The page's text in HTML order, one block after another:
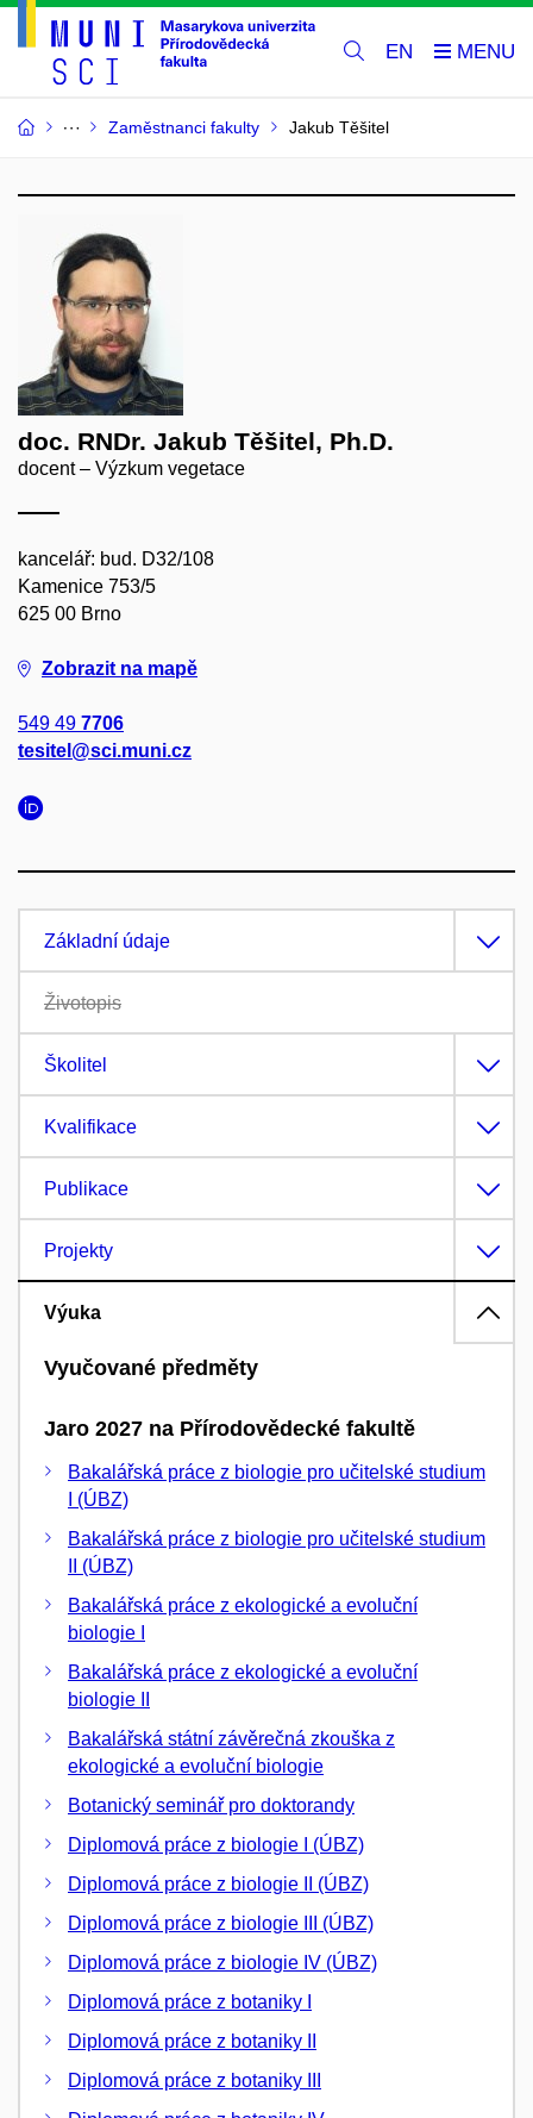
EN
Zaměstnanci fakulty Jakub Těšitel
doc. RNDr. Jakub Těšitel, Ph.D.
docent – Výzkum vegetace
kancelář: bud. D32/108
Kamenice 753/5
625 00 Brno
Zobrazit na mapě
549 49 7706
tesitel@sci.muni.cz
Základní údaje
Životopis
Školitel
Kvalifikace
Publikace
Projekty
Výuka
Vyučované předměty
Jaro 2027 na Přírodovědecké fakultě
Bakalářská práce z biologie pro učitelské studium
I (ÚBZ)
Bakalářská práce z biologie pro učitelské studium
II (ÚBZ)
Bakalářská práce z ekologické a evoluční
biologie I
Bakalářská práce z ekologické a evoluční
biologie II
Bakalářská státní závěrečná zkouška z
ekologické a evoluční biologie
Botanický seminář pro doktorandy
Diplomová práce z biologie I (ÚBZ)
Diplomová práce z biologie II (ÚBZ)
Diplomová práce z biologie III (ÚBZ)
Diplomová práce z biologie IV (ÚBZ)
Diplomová práce z botaniky I
Diplomová práce z botaniky II
Diplomová práce z botaniky III